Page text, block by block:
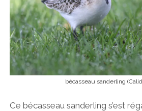
bécasseau sanderling
Ce bécasseau sanderling s’est